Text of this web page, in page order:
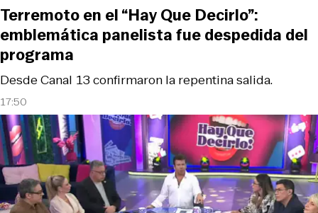
17:50
Desde Canal 13 confirmaron la repentina salida.
Terremoto en el “Hay Que Decirlo”:
emblemática panelista fue despedida del
programa